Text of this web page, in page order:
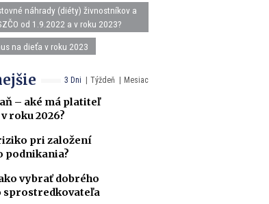
náhrady (diéty) živnostníkov a
od 1.9.2022 a v roku 2023?
na dieťa v roku 2023
3 Dni Týždeň Mesiac
– aké má platiteľ
roku 2026?
pri založení
podnikania?
vybrať dobrého
sprostredkovateľa